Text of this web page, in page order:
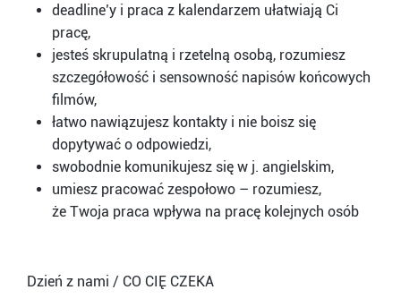
deadline’y i praca z kalendarzem ułatwiają Ci
pracę,
jesteś skrupulatną i rzetelną osobą, rozumiesz
szczegółowość i sensowność napisów końcowych
filmów,
łatwo nawiązujesz kontakty i nie boisz się
dopytywać o odpowiedzi,
swobodnie komunikujesz się w j. angielskim,
umiesz pracować zespołowo – rozumiesz,
że Twoja praca wpływa na pracę kolejnych osób
Dzień z nami / CO CIĘ CZEKA